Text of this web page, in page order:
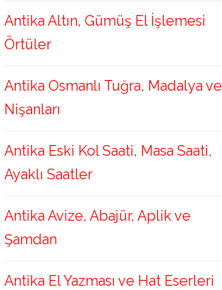
Antika Altın, Gümüş El İşlemesi
Örtüler
Antika Osmanlı Tuğra, Madalya ve
Nişanları
Antika Eski Kol Saati, Masa Saati,
Ayaklı Saatler
Antika Avize, Abajür, Aplik ve
Şamdan
Antika El Yazması ve Hat Eserleri